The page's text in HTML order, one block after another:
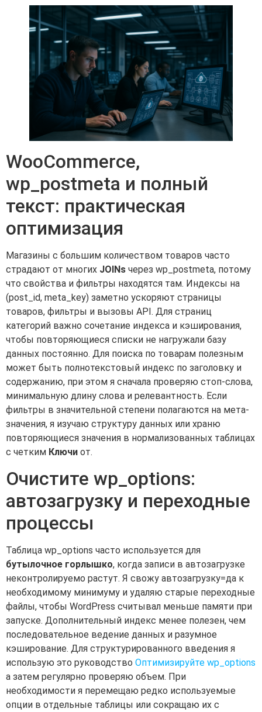
WooCommerce,
wp_postmeta и полный
текст: практическая
оптимизация
Магазины с большим количеством товаров часто
страдают от многих JOINs через wp_postmeta, потому
что свойства и фильтры находятся там. Индексы на
(post_id, meta_key) заметно ускоряют страницы
товаров, фильтры и вызовы API. Для страниц
категорий важно сочетание индекса и кэширования,
чтобы повторяющиеся списки не нагружали базу
данных постоянно. Для поиска по товарам полезным
может быть полнотекстовый индекс по заголовку и
содержанию, при этом я сначала проверяю стоп-слова,
минимальную длину слова и релевантность. Если
фильтры в значительной степени полагаются на мета-
значения, я изучаю структуру данных или храню
повторяющиеся значения в нормализованных таблицах
с четким Ключи от.
Очистите wp_options:
автозагрузку и переходные
процессы
Таблица wp_options часто используется для
бутылочное горлышко, когда записи в автозагрузке
неконтролируемо растут. Я свожу автозагрузку=да к
необходимому минимуму и удаляю старые переходные
файлы, чтобы WordPress считывал меньше памяти при
запуске. Дополнительный индекс менее полезен, чем
последовательное ведение данных и разумное
кэширование. Для структурированного введения я
использую это руководство Оптимизируйте wp_options
а затем регулярно проверяю объем. При
необходимости я перемещаю редко используемые
опции в отдельные таблицы или сокращаю их с